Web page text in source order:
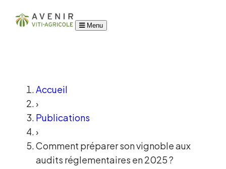
Menu
Accueil
›
Publications
›
Comment préparer son vignoble aux
audits réglementaires en 2025 ?